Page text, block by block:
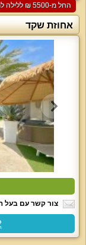
החל מ-‏5500 ₪ ללילה למזמינים 2 לילות בסופ"ש הקרוב
אחוזת שקד
צור קשר עם בעל